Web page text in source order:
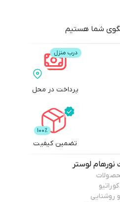
شما هستیم
پرداخت در محل
تضمین کیفیت
نورهام لوستر
روشنایی